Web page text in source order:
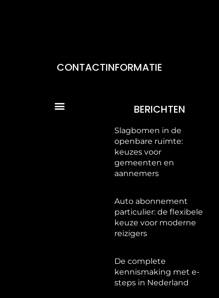
CONTACTINFORMATIE
BERICHTEN
Slagbomen in de
openbare ruimte:
keuzes voor
gemeenten en
aannemers
Auto abonnement
particulier: de flexibele
keuze voor moderne
reizigers
De complete
kennismaking met e-
steps in Nederland